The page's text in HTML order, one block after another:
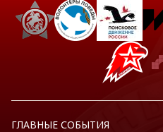
ГЛАВНЫЕ СОБЫТИЯ